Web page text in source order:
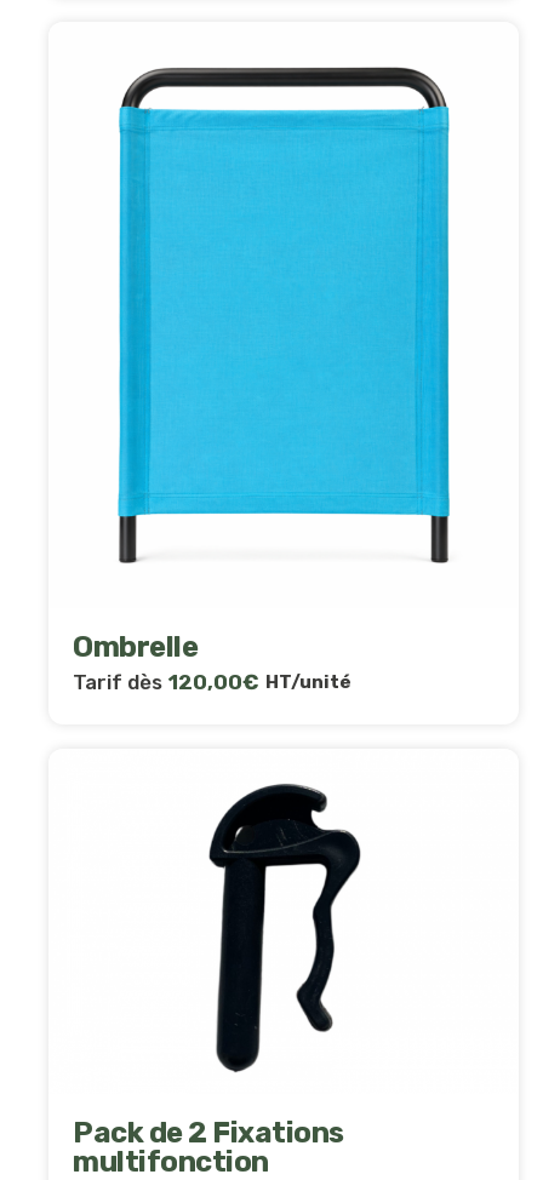
Ombrelle
Tarif dès 120,00€ HT/unité
Pack de 2 Fixations
multifonction